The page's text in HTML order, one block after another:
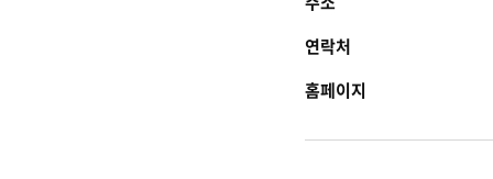
연락처
홈페이지